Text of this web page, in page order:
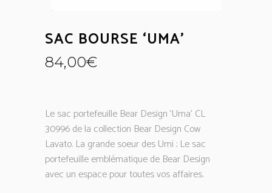
SAC BOURSE ‘UMA’
84,00€
Le sac portefeuille Bear Design ‘Uma’ CL
30996 de la collection Bear Design Cow
Lavato. La grande soeur des Umi ; Le sac
portefeuille emblématique de Bear Design
avec un espace pour toutes vos affaires.